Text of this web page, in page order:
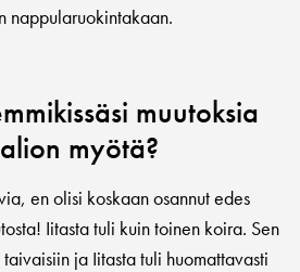
nappularuokintakaan.
muutoksia
myötä?
en olisi koskaan osannut edes
Iitasta tuli kuin toinen koira. Sen
ja Iitasta tuli huomattavasti